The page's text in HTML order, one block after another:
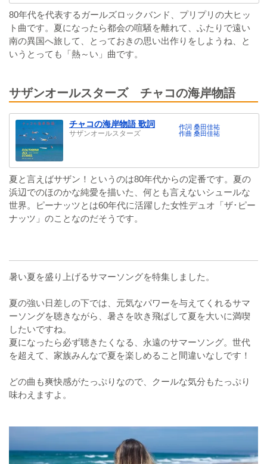
80年代を代表するガールズロックバンド、プリプリの大ヒッ
ト曲です。夏になったら都会の喧騒を離れて、ふたりで遠い
南の異国へ旅して、とっておきの思い出作りをしようね、と
いうとっても「熱～い」曲です。
サザンオールスターズ チャコの海岸物語
チャコの海岸物語 歌詞
サザンオールスターズ
作詞 桑田佳祐
作曲 桑田佳祐
夏と言えばサザン！というのは80年代からの定番です。夏の
浜辺でのほのかな純愛を描いた、何とも言えないシュールな
世界。ピーナッツとは60年代に活躍した女性デュオ「ザ･ピー
ナッツ」のことなのだそうです。
暑い夏を盛り上げるサマーソングを特集しました。
夏の強い日差しの下では、元気なパワーを与えてくれるサマ
ーソングを聴きながら、暑さを吹き飛ばして夏を大いに満喫
したいですね。
夏になったら必ず聴きたくなる、永遠のサマーソング。世代
を超えて、家族みんなで夏を楽しめること間違いなしです！
どの曲も爽快感がたっぷりなので、クールな気分もたっぷり
味わえますよ。